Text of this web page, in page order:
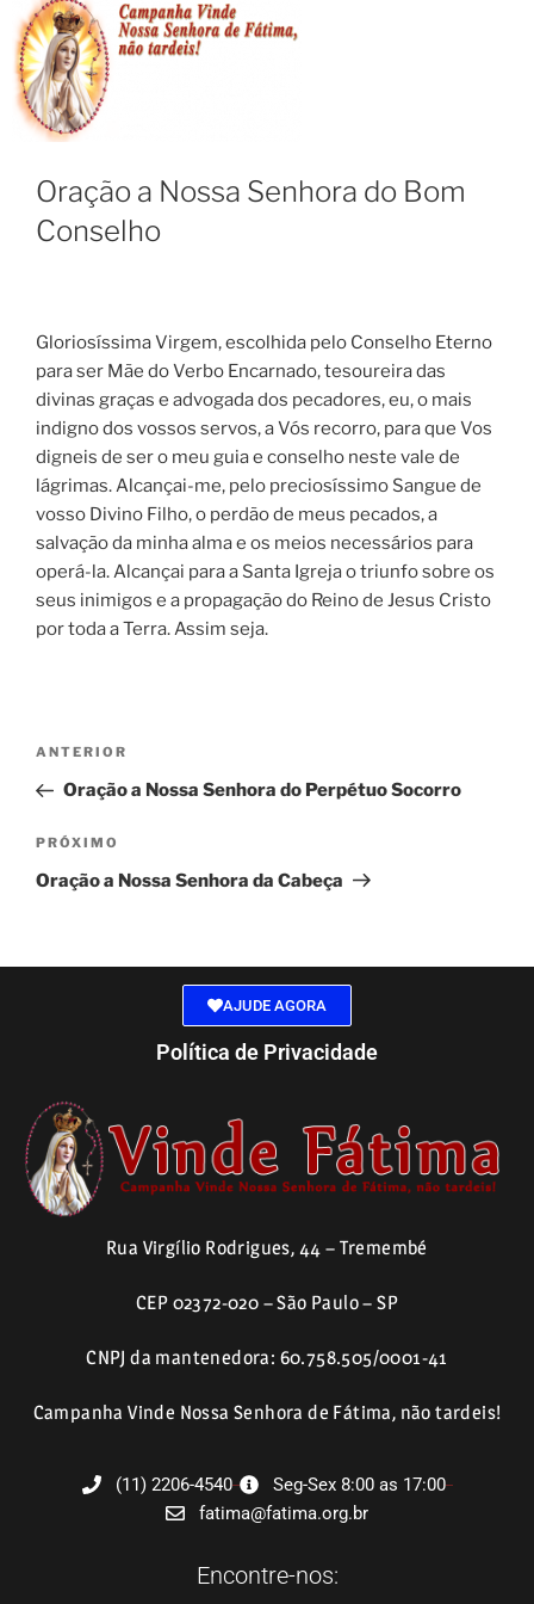
Oração a Nossa Senhora do Bom
Conselho
Gloriosíssima Virgem, escolhida pelo Conselho Eterno
para ser Mãe do Verbo Encarnado, tesoureira das
divinas graças e advogada dos pecadores, eu, o mais
indigno dos vossos servos, a Vós recorro, para que Vos
digneis de ser o meu guia e conselho neste vale de
lágrimas. Alcançai-me, pelo preciosíssimo Sangue de
vosso Divino Filho, o perdão de meus pecados, a
salvação da minha alma e os meios necessários para
operá-la. Alcançai para a Santa Igreja o triunfo sobre os
seus inimigos e a propagação do Reino de Jesus Cristo
por toda a Terra. Assim seja.
ANTERIOR
Oração a Nossa Senhora do Perpétuo Socorro
PRÓXIMO
Oração a Nossa Senhora da Cabeça
AJUDE AGORA
Política de Privacidade
Rua Virgílio Rodrigues, 44 – Tremembé
CEP 02372-020 – São Paulo – SP
CNPJ da mantenedora: 60.758.505/0001-41
Campanha Vinde Nossa Senhora de Fátima, não tardeis!
(11) 2206-4540
Seg-Sex 8:00 as 17:00
fatima@fatima.org.br
Encontre-nos: